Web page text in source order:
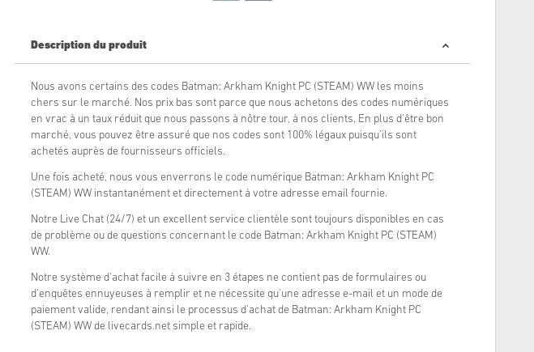
Description du produit
Nous avons certains des codes Batman: Arkham Knight PC (STEAM) WW les moins
chers sur le marché. Nos prix bas sont parce que nous achetons des codes numériques
en vrac à un taux réduit que nous passons à nôtre tour, à nos clients. En plus d'être bon
marché, vous pouvez être assuré que nos codes sont 100% légaux puisqu'ils sont
achetés auprès de fournisseurs officiels.
Une fois acheté, nous vous enverrons le code numérique Batman: Arkham Knight PC
(STEAM) WW instantanément et directement à votre adresse email fournie.
Notre Live Chat (24/7) et un excellent service clientèle sont toujours disponibles en cas
de problème ou de questions concernant le code Batman: Arkham Knight PC (STEAM)
WW.
Notre système d'achat facile à suivre en 3 étapes ne contient pas de formulaires ou
d'enquêtes ennuyeuses à remplir et ne nécessite qu'une adresse e-mail et un mode de
paiement valide, rendant ainsi le processus d'achat de Batman: Arkham Knight PC
(STEAM) WW de livecards.net simple et rapide.